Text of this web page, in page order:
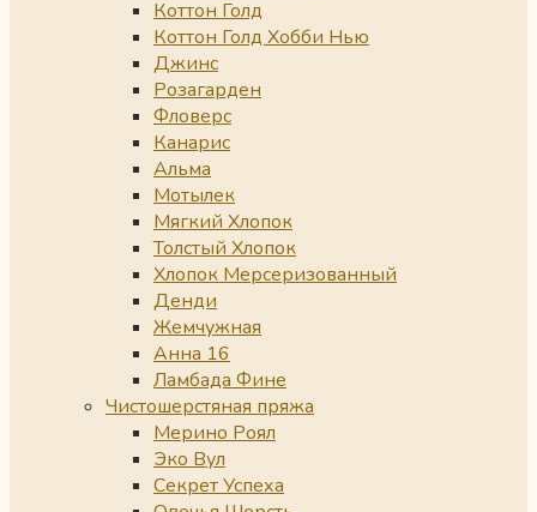
Коттон Голд
Коттон Голд Хобби Нью
Джинс
Розагарден
Фловерс
Канарис
Альма
Мотылек
Мягкий Хлопок
Толстый Хлопок
Хлопок Мерсеризованный
Денди
Жемчужная
Анна 16
Ламбада Фине
Чистошерстяная пряжа
Мерино Роял
Эко Вул
Секрет Успеха